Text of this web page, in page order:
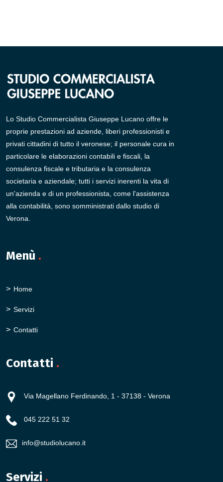
Lo Studio Commercialista Giuseppe Lucano offre le
proprie prestazioni ad aziende, liberi professionisti e
privati cittadini di tutto il veronese; il personale cura in
particolare le elaborazioni contabili e fiscali, la
consulenza fiscale e tributaria e la consulenza
societaria e aziendale; tutti i servizi inerenti la vita di
un'azienda e di un professionista, come l'assistenza
alla contabilità, sono somministrati dallo studio di
Verona.
Menù .
Home
Servizi
Contatti
Contatti .
Via Magellano Ferdinando, 1 - 37138 - Verona
045 222 51 32
info@studiolucano.it
Servizi .